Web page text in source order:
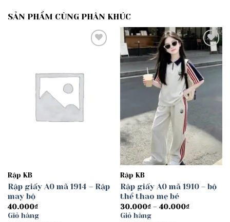
SẢN PHẨM CÙNG PHÂN KHÚC
Rập KB
Rập giấy A0 mã 1914 – Rập
may bộ
40.000₫
Giỏ hàng
Add to
wishlist
Rập KB
Rập giấy A0 mã 1910 – bộ
thể thao mẹ bé
30.000₫ – 40.000₫Khoảng
Giỏ hàng